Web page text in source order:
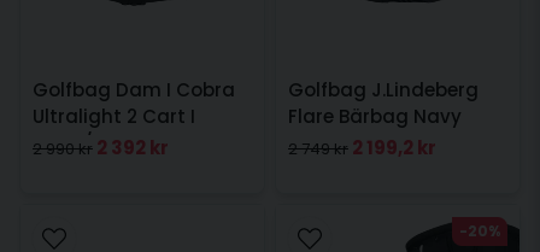
Golfbag Dam I Cobra
Ultralight 2 Cart I
Svart/Vit
2 990 kr 2 392 kr
Golfbag J.Lindeberg
Flare Bärbag Navy
2 749 kr 2 199,2 kr
-20%